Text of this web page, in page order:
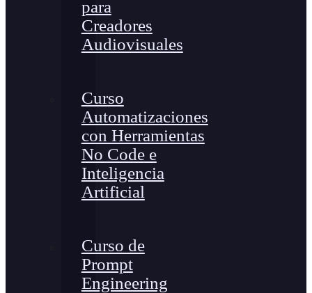
para
Creadores
Audiovisuales
Curso
Automatizaciones
con Herramientas
No Code e
Inteligencia
Artificial
Curso de
Prompt
Engineering